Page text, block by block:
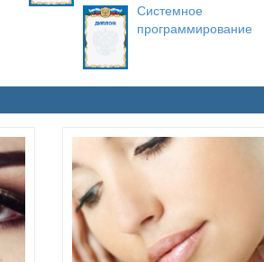
Системное
программирование